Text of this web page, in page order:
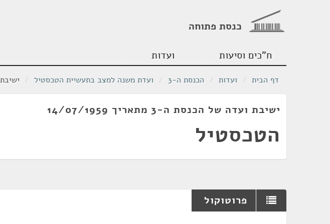
כנסת פתוחה
ח"כים וסיעות ועדות
דף הבית / ועדות / הכנסת ה-3 / ועדת משנה למצב בתעשיית הטכסטיל / ישיבת
ישיבת ועדה של הכנסת ה-3 מתאריך 14/07/1959
הטכסטיל
פרוטוקול